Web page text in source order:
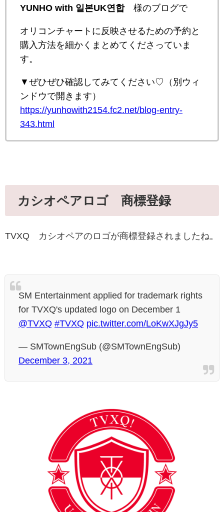
YUNHO with 일본UK연합様のブログで
オリコンチャートに反映させるための予約と
購入方法を細かくまとめてくださっていま
す。
▼ぜひぜひ確認してみてください♡（別ウィ
ンドウで開きます）
https://yunhowith2154.fc2.net/blog-entry-
343.html
カシオペアロゴ 商標登録
TVXQ カシオペアのロゴが商標登録されましたね。
SM Entertainment applied for trademark rights
for TVXQ's updated logo on December 1
@TVXQ #TVXQ pic.twitter.com/LoKwXJgJy5
— SMTownEngSub (@SMTownEngSub)
December 3, 2021